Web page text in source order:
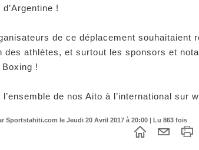
!
de ce déplacement souhaitaient
des athlètes, et surtout les sponsors et
Boxing !
l’ensemble de nos Aito à l’international sur
Sportstahiti.com le Jeudi 20 Avril 2017 à 20:00 | Lu 863 fois